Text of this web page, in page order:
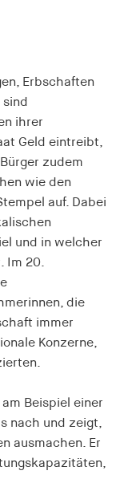
Erbschaften
ihrer
Geld eintreibt,
zudem
wie den
auf. Dabei
und in welcher
Im 20.
die
immer
Konzerne,
Beispiel einer
nach und zeigt,
ausmachen. Er
Benutzers